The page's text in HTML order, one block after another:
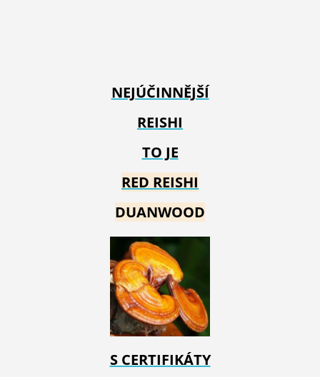
NEJÚČINNĚJŠÍ
REISHI
TO JE
RED REISHI
DUANWOOD
S CERTIFIKÁTY